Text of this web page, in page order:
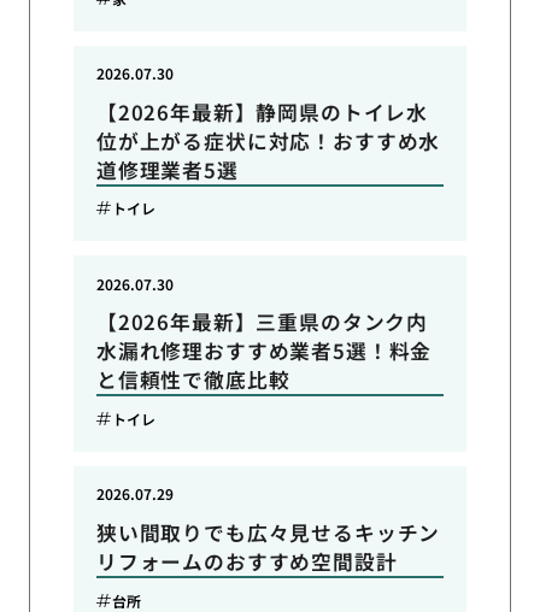
【2026年最新】静岡県のトイレ水
位が上がる症状に対応！おすすめ水
道修理業者5選
2026.07.30
トイレ
【2026年最新】三重県のタンク内
水漏れ修理おすすめ業者5選！料金
と信頼性で徹底比較
2026.07.30
トイレ
狭い間取りでも広々見せるキッチン
リフォームのおすすめ空間設計
2026.07.29
台所